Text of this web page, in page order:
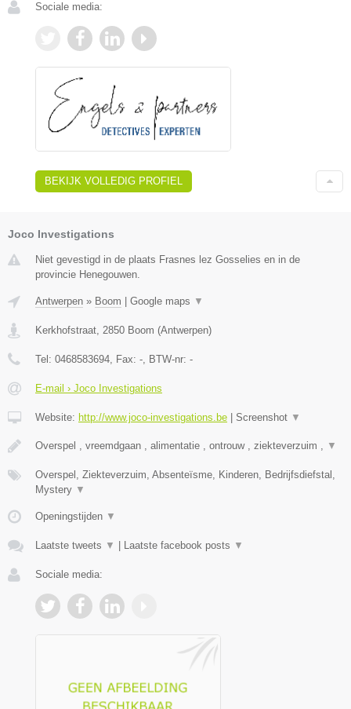
Sociale media:
BEKIJK VOLLEDIG PROFIEL
Joco Investigations
Niet gevestigd in de plaats Frasnes lez Gosselies en in de
provincie Henegouwen.
Antwerpen » Boom Google maps ▼
Kerkhofstraat, 2850 Boom (Antwerpen)
Tel: 0468583694, Fax: -, BTW-nr: -
E-mail › Joco Investigations
Website: http://www.joco-investigations.be Screenshot ▼
Overspel , vreemdgaan , alimentatie , ontrouw , ziekteverzuim , ▼
Overspel, Ziekteverzuim, Absenteïsme, Kinderen, Bedrijfsdiefstal,
Mystery ▼
Openingstijden ▼
Laatste tweets ▼ Laatste facebook posts ▼
Sociale media: